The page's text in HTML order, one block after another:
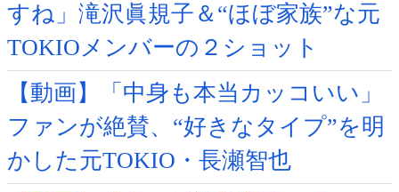
すね」滝沢眞規子＆“ほぼ家族”な元
TOKIOメンバーの２ショット
【動画】「中身も本当カッコいい」
ファンが絶賛、“好きなタイプ”を明
かした元TOKIO・長瀬智也